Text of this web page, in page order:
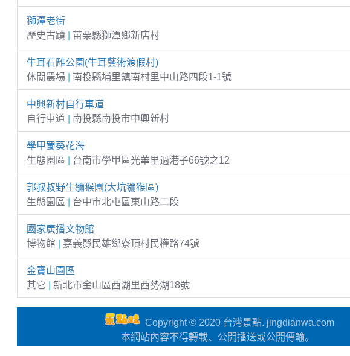
獅潭老街
歷史古蹟
苗栗縣獅潭鄉新店村
牛耳石雕公園(牛耳藝術渡假村)
休閒農場
南投縣埔里鎮南村里中山路四段1-1號
中興新村自行車道
自行車道
南投縣南投市中興新村
學甲蜀葵花海
生態園區
台南市學甲區光華里過港子66號之12
郭叔叔野生獼猴園(大坑獼猴區)
生態園區
台中市北屯區東山路二段
國家廣播文物館
博物館
嘉義縣民雄鄉寮頂村民權路74號
金寶山園區
其它
新北市金山區西湖里西勢湖18號
Copyright © 2020 台灣景點. jingdianwa.com
本網站內容不得轉載、公開播送或公開傳輸。